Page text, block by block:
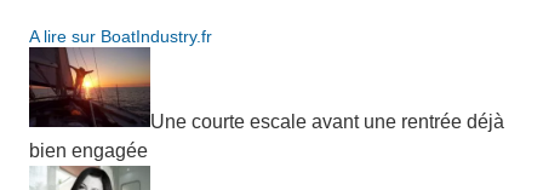
A lire sur BoatIndustry.fr
Une courte escale avant une rentrée déjà
bien engagée